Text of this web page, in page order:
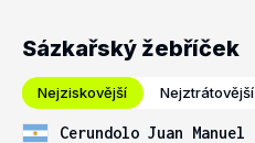
Sázkařský žebříček
Nejziskovější Nejztrátovější
Cerundolo Juan Manuel